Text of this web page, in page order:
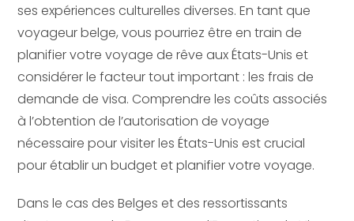
ses expériences culturelles diverses. En tant que
voyageur belge, vous pourriez être en train de
planifier votre voyage de rêve aux États-Unis et
considérer le facteur tout important : les frais de
demande de visa. Comprendre les coûts associés
à l’obtention de l’autorisation de voyage
nécessaire pour visiter les États-Unis est crucial
pour établir un budget et planifier votre voyage.
Dans le cas des Belges et des ressortissants